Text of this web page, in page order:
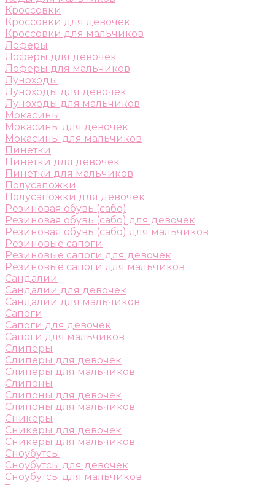
Кроссовки
Кроссовки для девочек
Кроссовки для мальчиков
Лоферы
Лоферы для девочек
Лоферы для мальчиков
Луноходы
Луноходы для девочек
Луноходы для мальчиков
Мокасины
Мокасины для девочек
Мокасины для мальчиков
Пинетки
Пинетки для девочек
Пинетки для мальчиков
Полусапожки
Полусапожки для девочек
Резиновая обувь (сабо)
Резиновая обувь (сабо) для девочек
Резиновая обувь (сабо) для мальчиков
Резиновые сапоги
Резиновые сапоги для девочек
Резиновые сапоги для мальчиков
Сандалии
Сандалии для девочек
Сандалии для мальчиков
Сапоги
Сапоги для девочек
Сапоги для мальчиков
Слиперы
Слиперы для девочек
Слиперы для мальчиков
Слипоны
Слипоны для девочек
Слипоны для мальчиков
Сникеры
Сникеры для девочек
Сникеры для мальчиков
Сноубутсы
Сноубутсы для девочек
Сноубутсы для мальчиков